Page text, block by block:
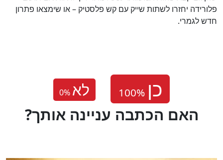
פלורידה יחזרו לשתות שייק עם קש פלסטיק – או שימצאו פתרון
חדש לגמרי.
0% לא
?האם הכתבה עניינה אותך